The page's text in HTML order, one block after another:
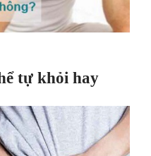
tự khỏi hay